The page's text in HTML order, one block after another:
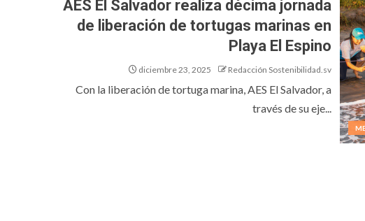
AES El Salvador realiza décima jornada
de liberación de tortugas marinas en
Playa El Espino
diciembre 23, 2025 Redacción Sostenibilidad.sv
Con la liberación de tortuga marina, AES El Salvador, a
través de su eje...